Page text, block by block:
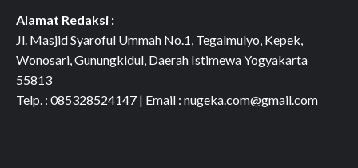
Alamat Redaksi :
Jl. Masjid Syaroful Ummah No.1, Tegalmulyo, Kepek,
Wonosari, Gunungkidul, Daerah Istimewa Yogyakarta
55813
Telp. : 085328524147 | Email : nugeka.com@gmail.com